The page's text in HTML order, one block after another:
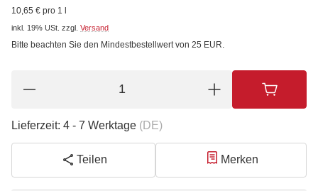
10,65 € pro 1 l
inkl. 19% USt. zzgl. Versand
Bitte beachten Sie den Mindestbestellwert von 25 EUR.
Lieferzeit: 4 - 7 Werktage (DE)
Teilen Merken